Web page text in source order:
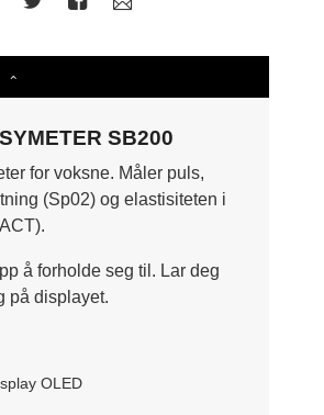
SB200
for voksne. Måler puls,
(Sp02) og elastisiteten i
å forholde seg til. Lar deg
på displayet.
OLED